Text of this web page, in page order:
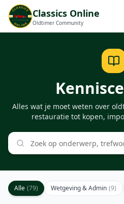
Classics Online
Oldtimer Community
Alles wat je moet weten over
restauratie tot kopen,
Alle (79) Wetgeving & Admin (9)